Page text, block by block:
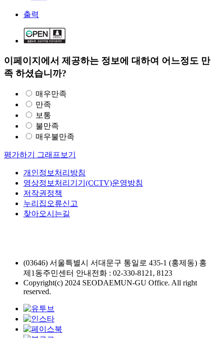
출력
이페이지에서 제공하는 정보에 대하여 어느정도 만
족 하셨습니까?
매우만족
만족
보통
불만족
매우불만족
평가하기 그래프보기
개인정보처리방침
영상정보처리기기(CCTV)운영방침
저작권정책
누리집오류신고
찾아오시는길
(03646) 서울특별시 서대문구 통일로 435-1 (홍제동) 홍
제1동주민센터 안내전화 : 02-330-8121, 8123
Copyright(c) 2024 SEODAEMUN-GU Office. All right
reserved.